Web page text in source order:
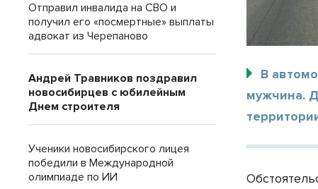
В
мужчина.
Отправил инвалида на СВО и
получил его «посмертные» выплаты
адвокат из Черепаново
Андрей Травников поздравил
новосибирцев с юбилейным
Днем строителя
Ученики новосибирского лицея
победили в Международной
олимпиаде по ИИ